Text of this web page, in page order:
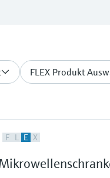
FLEX Produkt
F L E X